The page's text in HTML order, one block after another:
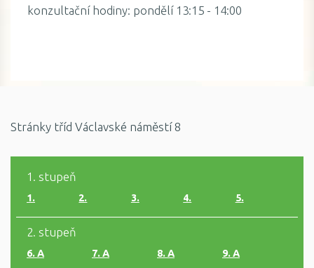
konzultační hodiny: pondělí 13:15 - 14:00
Stránky tříd Václavské náměstí 8
1. stupeň
1. 2. 3. 4. 5.
2. stupeň
6. A 7. A 8. A 9. A